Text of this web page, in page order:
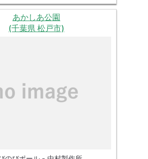
あかしあ公園
(千葉県 松戸市)